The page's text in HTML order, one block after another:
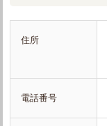
住所
電話番号